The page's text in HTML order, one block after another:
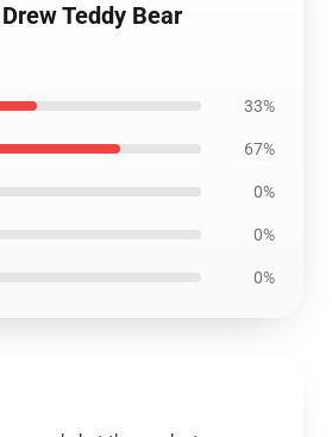
Teddy Bear
33%
67%
0%
0%
0%